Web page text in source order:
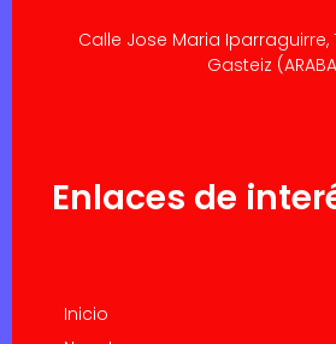
Calle Jose Maria Iparraguirre,
Gasteiz
Enlaces de
Inicio